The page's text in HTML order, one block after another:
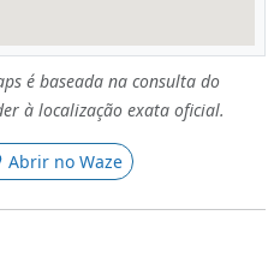
é baseada na consulta do
à localização exata oficial.
Abrir no Waze